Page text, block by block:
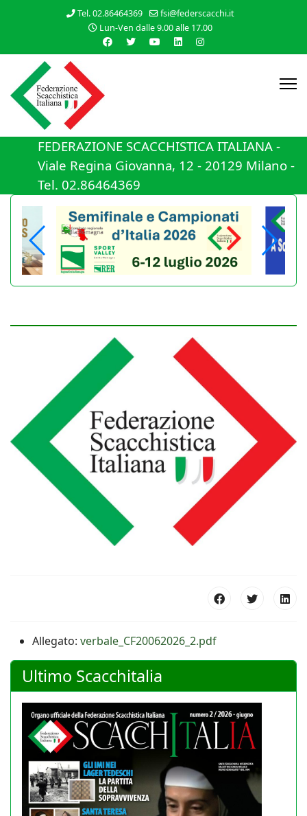
Tel. 02.86464369
fsi@federscacchi.it
Lun-Ven dalle 9.00 alle 17.00
FEDERAZIONE SCACCHISTICA ITALIANA -
Viale Regina Giovanna, 12 - 20129 Milano -
Tel. 02.86464369
Allegato: verbale_CF20062026_2.pdf
Ultimo Scacchitalia